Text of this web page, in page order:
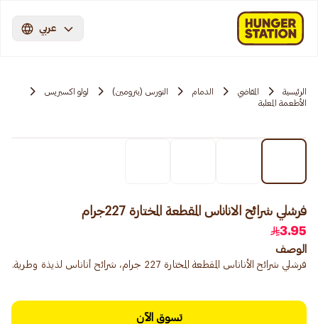
عربي
الرئيسية المقاضي الدمام النورس (بترومين)
لولو اكسبريس
الأطعمة المعلبة
فرشلي شرائح الاناناس المقطعة المختارة 227جرام
3.95
الوصف
فرشلي شرائح الأناناس المقطعة المختارة 227 جرام، شرائح أناناس لذيذة وطرية.
تسوق الآن